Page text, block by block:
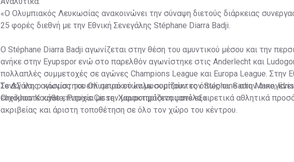
«Ο Ολυμπιακός Λευκωσίας ανακοινώνει την σύναψη διετούς διάρκειας
25 φορές διεθνή με την Εθνική Σενεγάλης Stéphane Diarra Badji.
Ο Stéphane Diarra Badji αγωνίζεται στην θέση του αμυντικού μέσου και την
ανήκε στην Eyupspor ενώ στο παρελθόν αγωνίστηκε στις Anderlecht και
πολλαπλές συμμετοχές σε αγώνες Champions League και Europa League. Στην
Σενεγάλης αγωνίστηκε επί σειρά ετών με συμπαίκτες όπως οι: Sadio Mane,
Cheikhou Kouyate, Papiss Cisse. Χαρακτηρίζεται από εξαιρετικά αθλητικά
ακριβείας και άριστη τοποθέτηση σε όλο τον χώρο του κέντρου.
Το ΔΣ και ο κόσμος του Ολυμπιακού καλωσορίζουν τον Stéphane στην
ευχόμαστε κάθε επιτυχία με την μαυροπράσινη φανέλα.»